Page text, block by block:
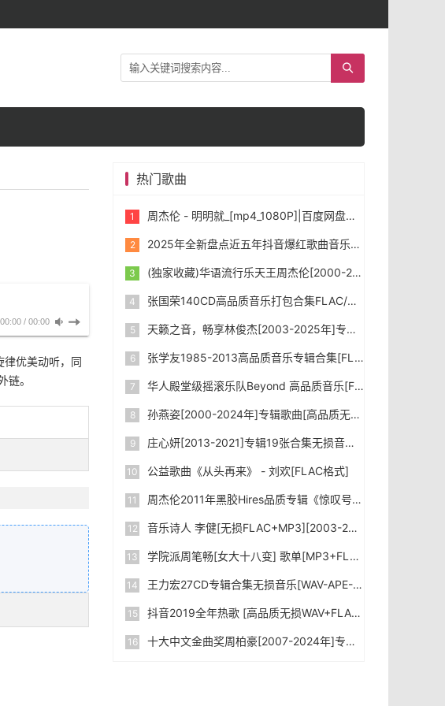
00:00 / 00:00
律优美动听，同
。
热门歌曲
周杰伦 - 明明就_[mp4_1080P]|百度网盘下载
2025年全新盘点近五年抖音爆红歌曲音乐共1431首，首首令人如痴如醉。
(独家收藏)华语流行乐天王周杰伦[2000-2025年]所有专辑音乐[无损FLAC/WAV/MP3]合集下载
张国荣140CD高品质音乐打包合集FLAC/WAV/MP3]下载
天籁之音，畅享林俊杰[2003-2025年]专辑打包合集 [无损FLAC/WAV/MP3] 下载
张学友1985-2013高品质音乐专辑合集[FLAC/WAV/MP3]下载
华人殿堂级摇滚乐队Beyond 高品质音乐[FLAC+MP3/Kbps]合集_下载
孙燕姿[2000-2024年]专辑歌曲[高品质无损FLAC+MP3-320kbps]合集下载
庄心妍[2013-2021]专辑19张合集无损音乐WAV格式网盘下载|百度网盘
公益歌曲《从头再来》 - 刘欢[FLAC格式]
周杰伦2011年黑胶Hires品质专辑《惊叹号》[WAV格式]无损音乐下载|百度网盘
音乐诗人 李健[无损FLAC+MP3][2003-2024]专辑合集 下载
学院派周笔畅[女大十八变] 歌单[MP3+FLAC格式]无损音乐下载|百度网盘
王力宏27CD专辑合集无损音乐[WAV-APE-FLAC]网盘下载|百度网盘
抖音2019全年热歌 [高品质无损WAV+FLAC+MP3-320kbps+MV] 2000+首大合集 网盘下载|百度网盘
十大中文金曲奖周柏豪[2007-2024年]专辑音乐合集[FLAC格式+MP3-4.76GB]无损音乐下载|百度网盘